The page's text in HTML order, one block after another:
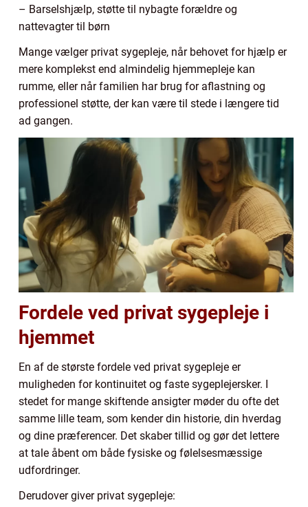
– Barselshjælp, støtte til nybagte forældre og
nattevagter til børn
Mange vælger privat sygepleje, når behovet for hjælp er
mere komplekst end almindelig hjemmepleje kan
rumme, eller når familien har brug for aflastning og
professionel støtte, der kan være til stede i længere tid
ad gangen.
Fordele ved privat sygepleje i
hjemmet
En af de største fordele ved privat sygepleje er
muligheden for kontinuitet og faste sygeplejersker. I
stedet for mange skiftende ansigter møder du ofte det
samme lille team, som kender din historie, din hverdag
og dine præferencer. Det skaber tillid og gør det lettere
at tale åbent om både fysiske og følelsesmæssige
udfordringer.
Derudover giver privat sygepleje: